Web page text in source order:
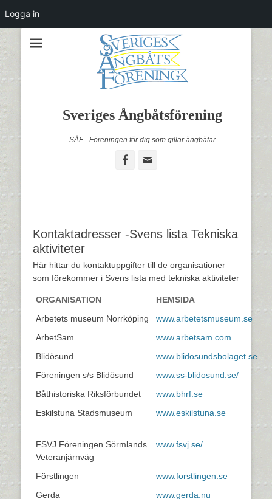
Sveriges Ångbåtsförening
SÅF - Föreningen för dig som gillar ångbåtar
Facebook
Kontaktadresser -Svens lista Tekniska
aktiviteter
Här hittar du kontaktuppgifter till de organisationer
som förekommer i Svens lista med tekniska aktiviteter
ORGANISATION
HEMSIDA
Arbetets museum Norrköping
www.arbetetsmuseum.se
ArbetSam
www.arbetsam.com
Blidösund
www.blidosundsbolaget.se
Föreningen s/s Blidösund
www.ss-blidosund.se/
Båthistoriska Riksförbundet
www.bhrf.se
Eskilstuna Stadsmuseum
www.eskilstuna.se
FSVJ Föreningen Sörmlands
Veteranjärnväg
www.fsvj.se/
Förstlingen
www.forstlingen.se
Gerda
www.gerda.nu
Logga in